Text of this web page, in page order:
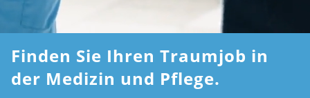
Finden Sie Ihren Traumjob in
der Medizin und Pflege.